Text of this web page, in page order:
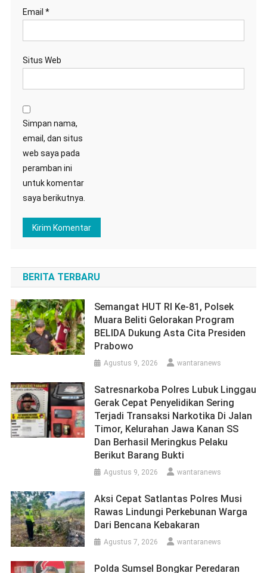
Email *
Situs Web
Simpan nama,
email, dan situs
web saya pada
peramban ini
untuk komentar
saya berikutnya.
BERITA TERBARU
Semangat HUT RI Ke-81, Polsek
Muara Beliti Gelorakan Program
BELIDA Dukung Asta Cita Presiden
Prabowo
Agustus 9, 2026 wantaranews
Satresnarkoba Polres Lubuk Linggau
Gerak Cepat Penyelidikan Sering
Terjadi Transaksi Narkotika Di Jalan
Timor, Kelurahan Jawa Kanan SS
Dan Berhasil Meringkus Pelaku
Berikut Barang Bukti
Agustus 9, 2026 wantaranews
Aksi Cepat Satlantas Polres Musi
Rawas Lindungi Perkebunan Warga
Dari Bencana Kebakaran
Agustus 7, 2026 wantaranews
Polda Sumsel Bongkar Peredaran